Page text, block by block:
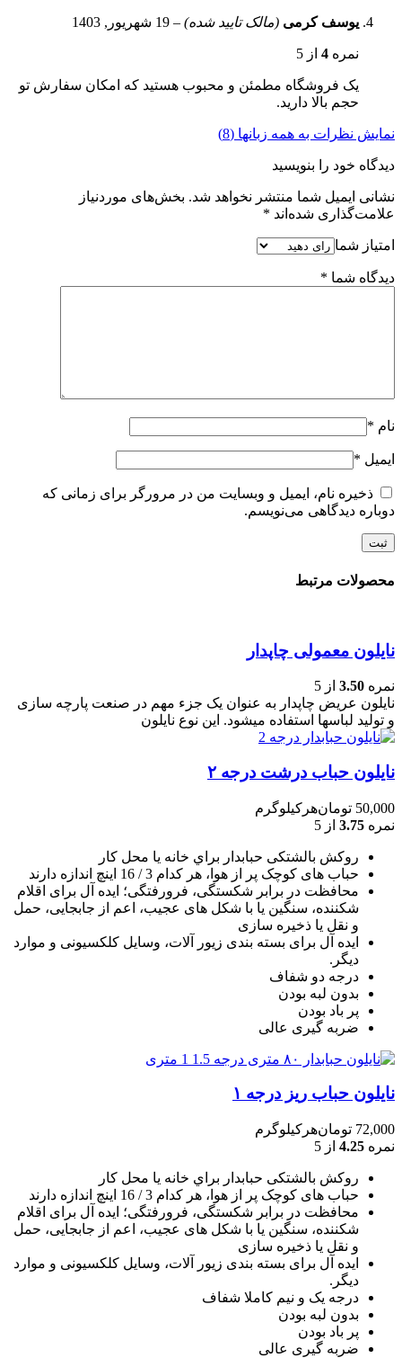
یوسف کرمی (مالک تایید شده) – 19 شهریور, 1403
نمره 4 از 5
یک فروشگاه مطمئن و محبوب هستید که امکان سفارش تو
حجم بالا دارید.
نمایش نظرات به همه زبانها (8)
دیدگاه خود را بنویسید
نشانی ایمیل شما منتشر نخواهد شد. بخش‌های موردنیاز
علامت‌گذاری شده‌اند *
امتیاز شما
دیدگاه شما *
نام *
ایمیل *
ذخیره نام، ایمیل و وبسایت من در مرورگر برای زمانی که
دوباره دیدگاهی می‌نویسم.
محصولات مرتبط
نایلون معمولی چاپدار
نمره 3.50 از 5
نایلون عریض چاپدار به عنوان یک جزء مهم در صنعت پارچه سازی
و تولید لباسها استفاده میشود. این نوع نایلون
نایلون حباب درشت درجه ۲
50,000 تومانهرکیلوگرم
نمره 3.75 از 5
روکش بالشتکی حبابدار براي خانه يا محل کار
حباب های کوچک پر از هوا، هر کدام 3 / 16 اينچ اندازه دارند
محافظت در برابر شکستگی، فرورفتگی؛ ايده آل برای اقلام
شکننده، سنگين يا با شکل های عجيب، اعم از جابجايی، حمل
و نقل يا ذخيره سازی
ایده آل برای بسته بندی زیور آلات، وسایل کلکسیونی و موارد
دیگر.
درجه دو شفاف
بدون لبه بودن
پر باد بودن
ضربه گیری عالی
نایلون حباب ریز درجه ۱
72,000 تومانهرکیلوگرم
نمره 4.25 از 5
روکش بالشتکی حبابدار براي خانه يا محل کار
حباب های کوچک پر از هوا، هر کدام 3 / 16 اينچ اندازه دارند
محافظت در برابر شکستگی، فرورفتگی؛ ايده آل برای اقلام
شکننده، سنگين يا با شکل های عجيب، اعم از جابجايی، حمل
و نقل يا ذخيره سازی
ایده آل برای بسته بندی زیور آلات، وسایل کلکسیونی و موارد
دیگر.
درجه یک و نیم کاملا شفاف
بدون لبه بودن
پر باد بودن
ضربه گیری عالی